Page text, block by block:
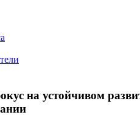
на устойчивом